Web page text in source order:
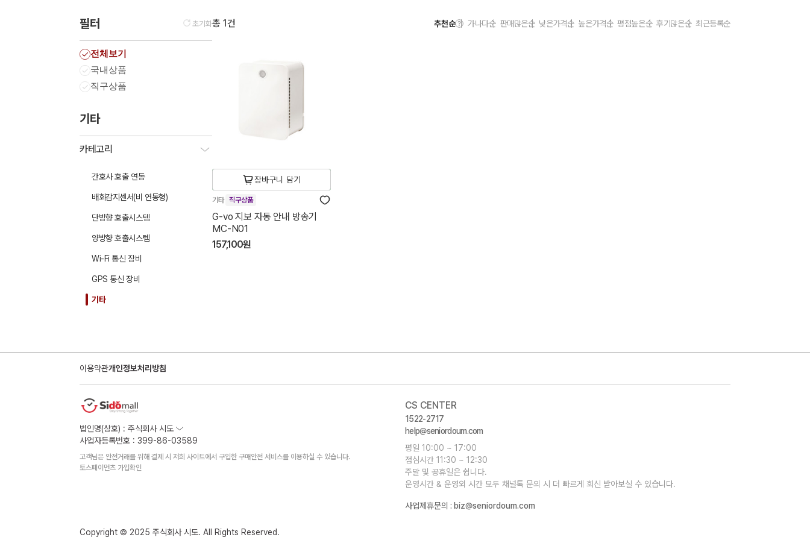
필터 초기화
전체보기
국내상품
직구상품
기타
카테고리
간호사 호출 연동
배회감지센서(비 연동형)
단방향 호출시스템
양방향 호출시스템
Wi-Fi 통신 장비
GPS 통신 장비
기타
총 1건 추천순 가나다순 판매많은순 낮은가격순 높은가격순 평점높은순 후기많은순 최근등록순
장바구니 담기
기타 직구상품
G-vo 지보 자동 안내 방송기
MC-N01
157,100원
이용약관개인정보처리방침
법인명(상호) : 주식회사 시도
사업자등록번호 : 399-86-03589
고객님은 안전거래를 위해 결제 시 저희 사이트에서 구입한 구매안전 서비스를 이용하실 수 있습니다.
토스페이먼츠 가입확인
CS CENTER
1522-2717
help@seniordoum.com
평일 10:00 ~ 17:00
점심시간 11:30 ~ 12:30
주말 및 공휴일은 쉽니다.
운영시간 & 운영외 시간 모두 채널톡 문의 시 더 빠르게 회신 받아보실 수 있습니다.
사업제휴문의 : biz@seniordoum.com
Copyright © 2025 주식회사 시도. All Rights Reserved.